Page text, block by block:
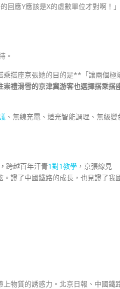
回應Y應該是X的虛數單位才對啊！」
。
乘搭座京張她的目的是**「讓兩個極
崇禮滑雪的京津冀游客也選擇搭乘搭
、無線充電、燈光智能調理、無級變
跨越百年汗青1對1教學 ，京張線見
。證了中國鐵路的成長，也見證了我
物質的誘惑力。北京日報、中國鐵